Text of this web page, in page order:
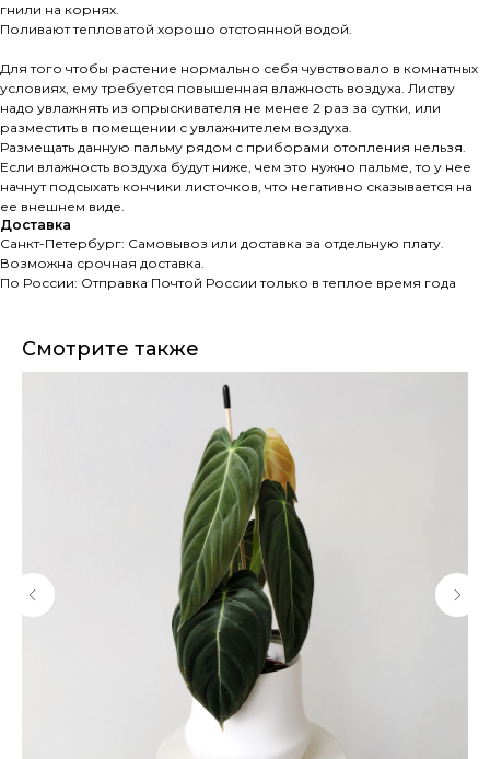
гнили на корнях.
Поливают тепловатой хорошо отстоянной водой.
Для того чтобы растение нормально себя чувствовало в комнатных
условиях, ему требуется повышенная влажность воздуха. Листву
надо увлажнять из опрыскивателя не менее 2 раз за сутки, или
разместить в помещении с увлажнителем воздуха.
Размещать данную пальму рядом с приборами отопления нельзя.
Если влажность воздуха будут ниже, чем это нужно пальме, то у нее
начнут подсыхать кончики листочков, что негативно сказывается на
ее внешнем виде.
Доставка
Санкт-Петербург: Самовывоз или доставка за отдельную плату.
Возможна срочная доставка.
По России: Отправка Почтой России только в теплое время года
Смотрите также